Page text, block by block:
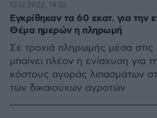
Εγκρίθηκαν τα 60 εκατ. για την
Θέμα ημερών η πληρωμή
Σε τροχιά πληρωμής μέσα
μπαίνει πλέον η ενίσχυση για
κόστους αγοράς λιπασμάτων
των δικαιούχων αγροτών
13.12.2022, 14:32